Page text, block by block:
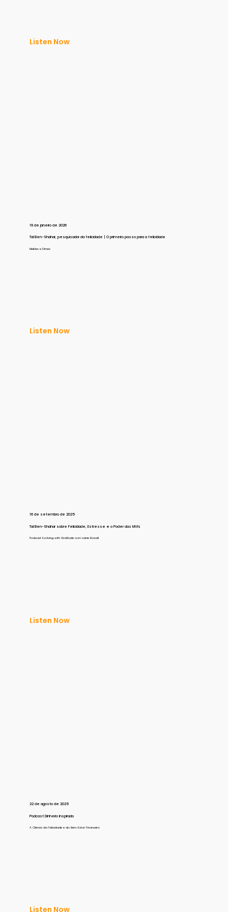
Listen Now
19 de janeiro de 2026
Tal Ben-Shahar, pesquisador da felicidade | O primeiro passo para a felicidade
Meikles e Dimes
Listen Now
16 de setembro de 2025
Tal Ben-Shahar sobre Felicidade, Estresse e o Poder das MVIs
Podcast Evolving with Gratitude com Lainie Rowell
Listen Now
22 de agosto de 2025
Podcast Dinheiro Inspirado
A Ciência da Felicidade e do Bem-Estar Financeiro
Listen Now